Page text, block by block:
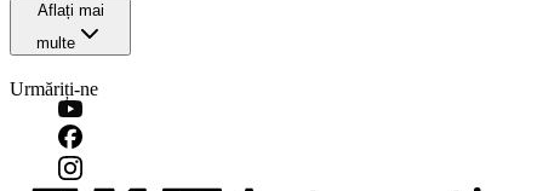
Aflați mai
multe
Urmăriți-ne